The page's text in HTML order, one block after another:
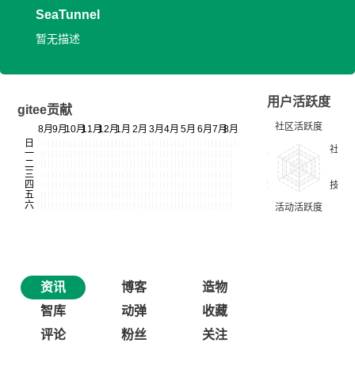
SeaTunnel
暂无描述
gitee贡献
用户活跃度
资讯 博客
造物
智库
动弹
收藏
评论
粉丝 关注